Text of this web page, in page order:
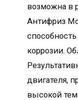
возможна в
Антифриз
коррозии.
двигателя,
высокой